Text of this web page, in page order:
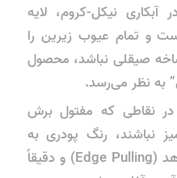
آبکاری نیکل-کروم، لایه
و تمام عیوب زیرین را
صیقلی نباشد، محصول
به نظر می‌رسد.
در نقاطی که مفتول برش
نباشند، رنگ پودری به
درستی لبه را پوشش نمی‌دهد (Edge Pulling) و دقیقاً